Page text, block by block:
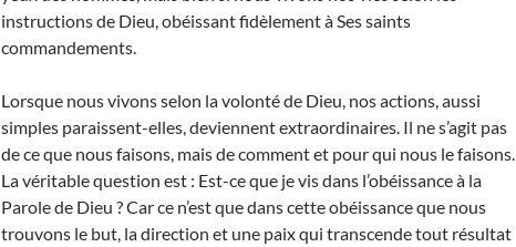
instructions de Dieu, obéissant fidèlement à Ses saints
commandements.
Lorsque nous vivons selon la volonté de Dieu, nos actions, aussi
simples paraissent-elles, deviennent extraordinaires. Il ne s’agit pas
de ce que nous faisons, mais de comment et pour qui nous le faisons.
La véritable question est : Est-ce que je vis dans l’obéissance à la
Parole de Dieu ? Car ce n’est que dans cette obéissance que nous
trouvons le but, la direction et une paix qui transcende tout résultat